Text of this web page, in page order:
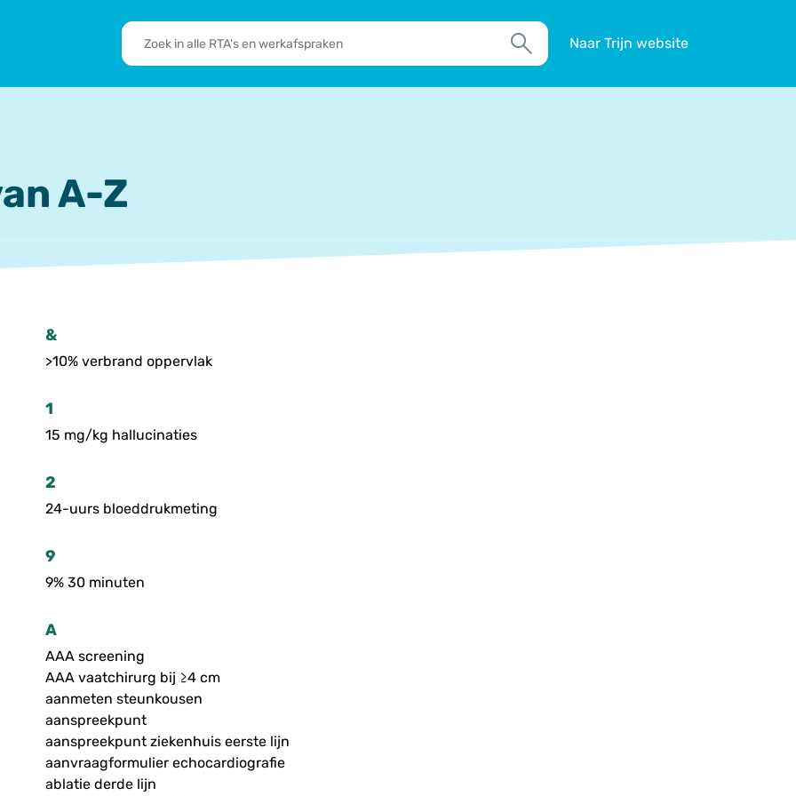
RTA's
en
Zoek
Naar Trijn website
A-Z
&
>10% verbrand oppervlak
1
15 mg/kg hallucinaties
2
24-uurs bloeddrukmeting
9
9% 30 minuten
A
AAA screening
AAA vaatchirurg bij ≥4 cm
aanmeten steunkousen
aanspreekpunt
aanspreekpunt ziekenhuis eerste lijn
aanvraagformulier echocardiografie
ablatie derde lijn